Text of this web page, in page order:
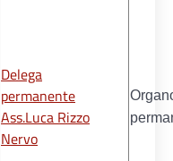
Delega
permanente
Ass.Luca Rizzo
Nervo